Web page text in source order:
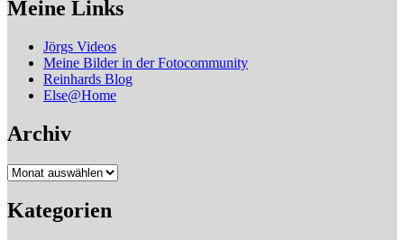
Meine Links
Jörgs Videos
Meine Bilder in der Fotocommunity
Reinhards Blog
Else@Home
Archiv
Archiv
Kategorien